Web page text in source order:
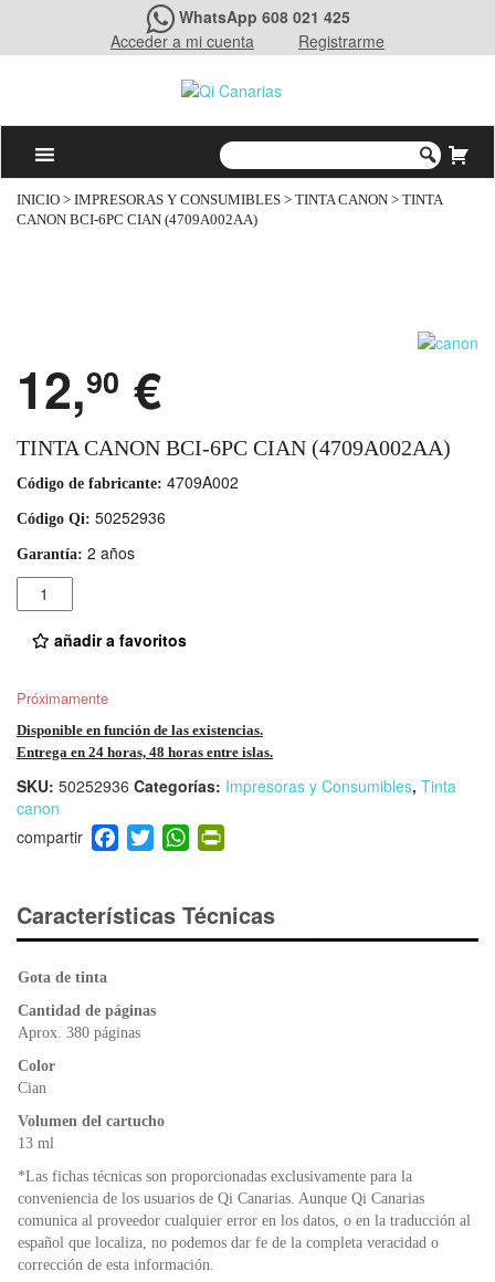
WhatsApp 608 021 425
Acceder a mi cuenta
Registrarme
INICIO > IMPRESORAS Y CONSUMIBLES > TINTA CANON > TINTA
CANON BCI-6PC CIAN (4709A002AA)
12,90 €
TINTA CANON BCI-6PC CIAN (4709A002AA)
Código de fabricante: 4709A002
Código Qi: 50252936
Garantía: 2 años
Cantidad
añadir a favoritos
Próximamente
Disponible en función de las existencias.
Entrega en 24 horas, 48 horas entre islas.
SKU: 50252936 Categorías: Impresoras y Consumibles, Tinta
canon
F
a
e
b
k
T
wi
er
W
h
s
A
ri
e
Características Técnicas
Gota de tinta
Cantidad de páginas
Aprox. 380 páginas
Color
Cian
Volumen del cartucho
13 ml
*Las fichas técnicas son proporcionadas exclusivamente para la
conveniencia de los usuarios de Qi Canarias. Aunque Qi Canarias
comunica al proveedor cualquier error en los datos, o en la traducción al
español que localiza, no podemos dar fe de la completa veracidad o
corrección de esta información.